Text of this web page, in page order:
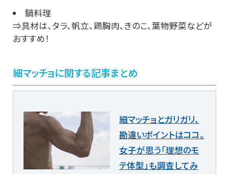
鍋料理
⇒具材は、タラ、帆立、鶏胸肉、きのこ、葉物野菜などが
おすすめ！
細マッチョに関する記事まとめ
細マッチョとガリガリ、
勘違いポイントはココ。
女子が思う「理想のモ
テ体型」も調査してみ